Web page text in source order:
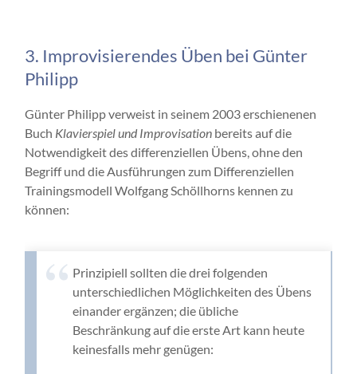
3. Improvisierendes Üben bei Günter
Philipp
Günter Philipp verweist in seinem 2003 erschienenen
Buch Klavierspiel und Improvisation bereits auf die
Notwendigkeit des differenziellen Übens, ohne den
Begriff und die Ausführungen zum Differenziellen
Trainingsmodell Wolfgang Schöllhorns kennen zu
können:
Prinzipiell sollten die drei folgenden
unterschiedlichen Möglichkeiten des Übens
einander ergänzen; die übliche
Beschränkung auf die erste Art kann heute
keinesfalls mehr genügen: